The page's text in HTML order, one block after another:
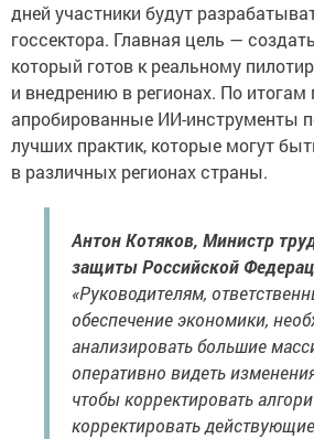
дней участники будут
госсектора. Главная цель —
который готов к реальному
и внедрению в регионах. По итогам
апробированные ИИ-инструменты
лучших практик, которые могут
в различных регионах страны.
Антон Котяков, Министр
защиты Российской
«Руководителям,
обеспечение экономики,
анализировать большие
оперативно видеть
чтобы корректировать
корректировать